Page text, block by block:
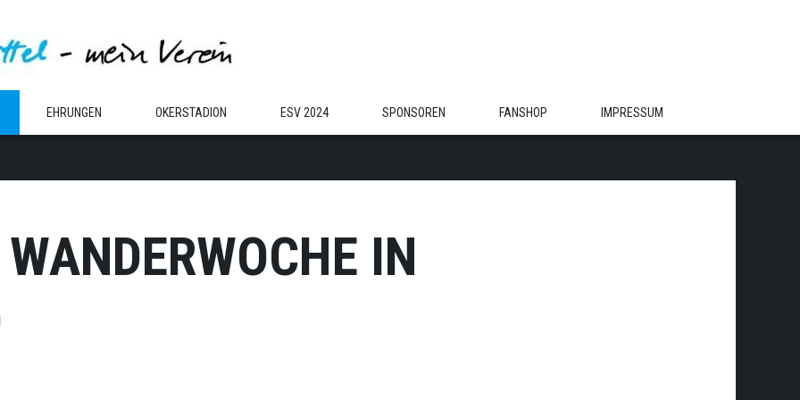
EHRUNGEN OKERSTADION ESV 2024 SPONSOREN FANSHOP IMPRESSUM
IN